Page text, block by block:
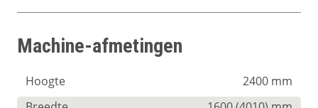
Machine-afmetingen
Hoogte
2400 mm